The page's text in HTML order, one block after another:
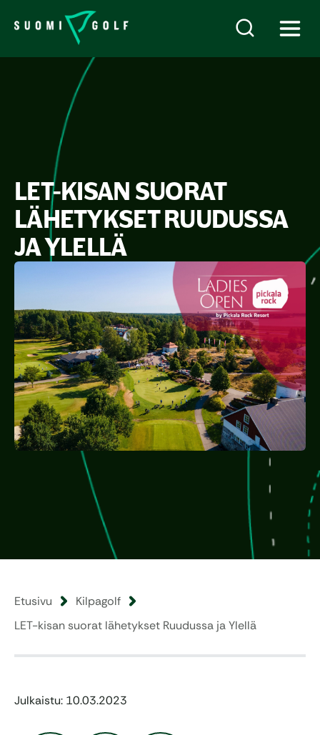
LET-KISAN SUORAT
LÄHETYKSET RUUDUSSA
JA YLELLÄ
Etusivu
Kilpagolf
LET-kisan suorat lähetykset Ruudussa ja Ylellä
Julkaistu: 10.03.2023